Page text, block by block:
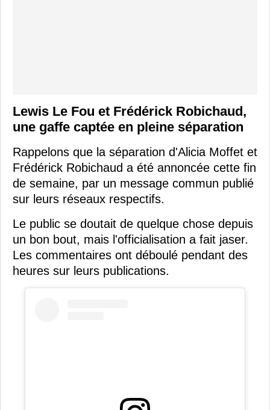
Lewis Le Fou et Frédérick Robichaud,
une gaffe captée en pleine séparation
Rappelons que la séparation d'Alicia Moffet et
Frédérick Robichaud a été annoncée cette fin
de semaine, par un message commun publié
sur leurs réseaux respectifs.
Le public se doutait de quelque chose depuis
un bon bout, mais l'officialisation a fait jaser.
Les commentaires ont déboulé pendant des
heures sur leurs publications.